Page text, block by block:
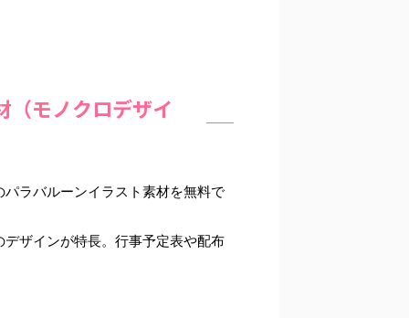
（モノクロデザイ
ラバルーンイラスト素材を無料で
ザインが特長。行事予定表や配布